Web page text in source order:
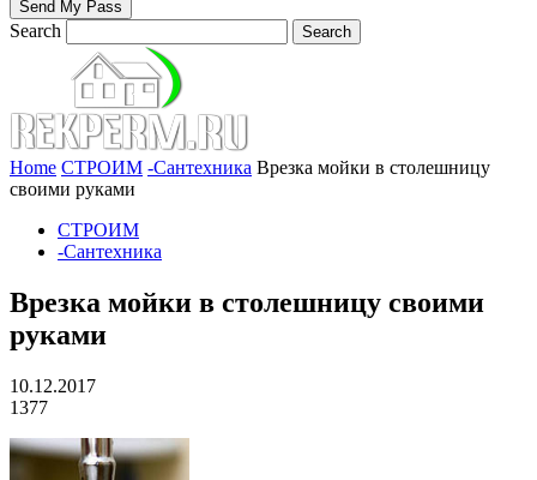
Search
Home СТРОИМ -Сантехника Врезка мойки в столешницу
своими руками
СТРОИМ
-Сантехника
Врезка мойки в столешницу своими
руками
10.12.2017
1377